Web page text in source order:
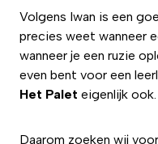
Volgens Iwan is een
precies weet wanneer
wanneer je een ruzie
even bent voor een
Het Palet eigenlijk ook.
Daarom zoeken wij